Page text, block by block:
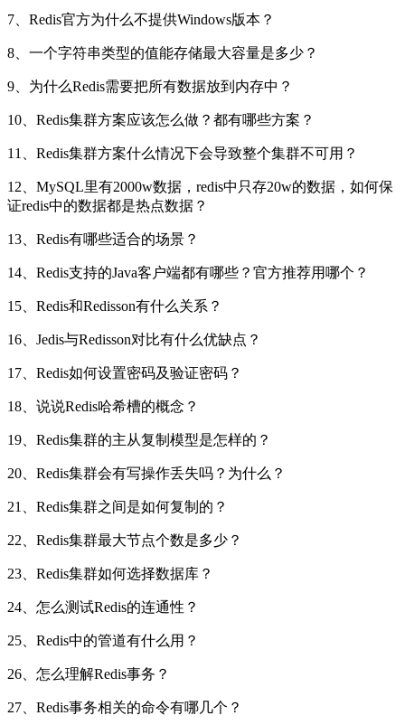
7、Redis官方为什么不提供Windows版本？
8、一个字符串类型的值能存储最大容量是多少？
9、为什么Redis需要把所有数据放到内存中？
10、Redis集群方案应该怎么做？都有哪些方案？
11、Redis集群方案什么情况下会导致整个集群不可用？
12、MySQL里有2000w数据，redis中只存20w的数据，如何保
证redis中的数据都是热点数据？
13、Redis有哪些适合的场景？
14、Redis支持的Java客户端都有哪些？官方推荐用哪个？
15、Redis和Redisson有什么关系？
16、Jedis与Redisson对比有什么优缺点？
17、Redis如何设置密码及验证密码？
18、说说Redis哈希槽的概念？
19、Redis集群的主从复制模型是怎样的？
20、Redis集群会有写操作丢失吗？为什么？
21、Redis集群之间是如何复制的？
22、Redis集群最大节点个数是多少？
23、Redis集群如何选择数据库？
24、怎么测试Redis的连通性？
25、Redis中的管道有什么用？
26、怎么理解Redis事务？
27、Redis事务相关的命令有哪几个？